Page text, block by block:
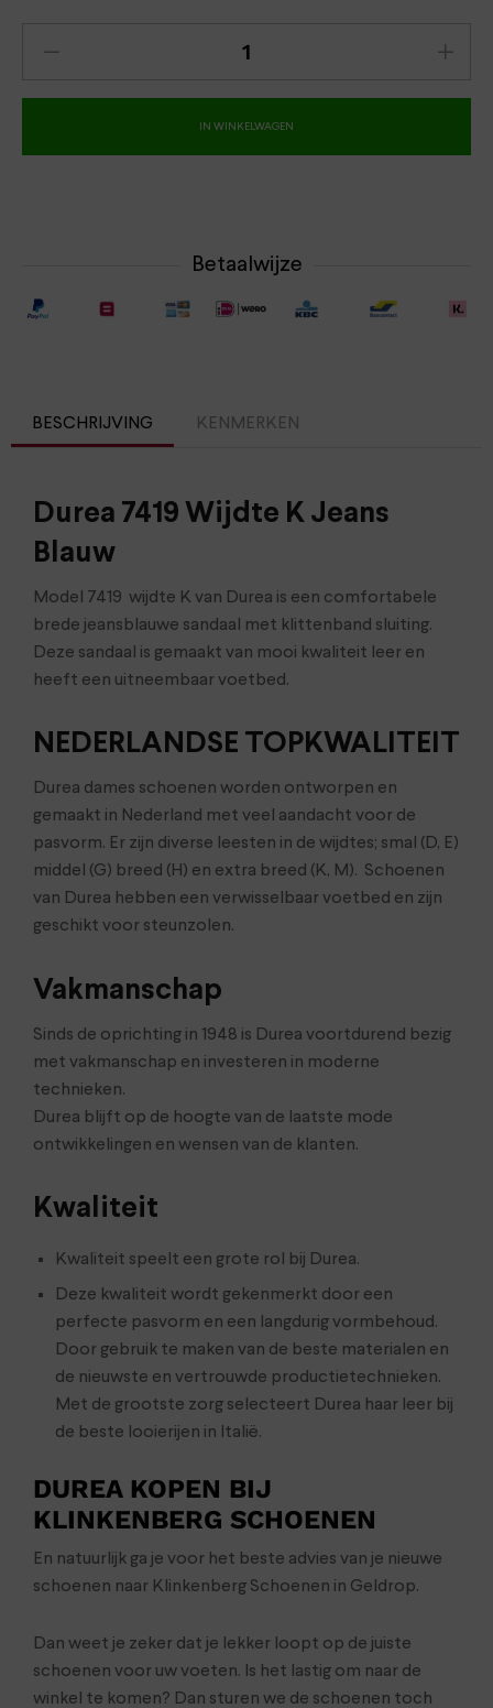
IN WINKELWAGEN
Betaalwijze
BESCHRIJVING KENMERKEN
Durea 7419 Wijdte K Jeans
Blauw
Model 7419 wijdte K van Durea is een comfortabele
brede jeansblauwe sandaal met klittenband sluiting.
Deze sandaal is gemaakt van mooi kwaliteit leer en
heeft een uitneembaar voetbed.
NEDERLANDSE TOPKWALITEIT
Durea dames schoenen worden ontworpen en
gemaakt in Nederland met veel aandacht voor de
pasvorm. Er zijn diverse leesten in de wijdtes; smal (D, E)
middel (G) breed (H) en extra breed (K, M). Schoenen
van Durea hebben een verwisselbaar voetbed en zijn
geschikt voor steunzolen.
Vakmanschap
Sinds de oprichting in 1948 is Durea voortdurend bezig
met vakmanschap en investeren in moderne
technieken.
Durea blijft op de hoogte van de laatste mode
ontwikkelingen en wensen van de klanten.
Kwaliteit
Kwaliteit speelt een grote rol bij Durea.
Deze kwaliteit wordt gekenmerkt door een
perfecte pasvorm en een langdurig vormbehoud.
Door gebruik te maken van de beste materialen en
de nieuwste en vertrouwde productietechnieken.
Met de grootste zorg selecteert Durea haar leer bij
de beste looierijen in Italië.
DUREA KOPEN BIJ
KLINKENBERG SCHOENEN
En natuurlijk ga je voor het beste advies van je nieuwe
schoenen naar Klinkenberg Schoenen in Geldrop.
Dan weet je zeker dat je lekker loopt op de juiste
schoenen voor uw voeten. Is het lastig om naar de
winkel te komen? Dan sturen we de schoenen toch